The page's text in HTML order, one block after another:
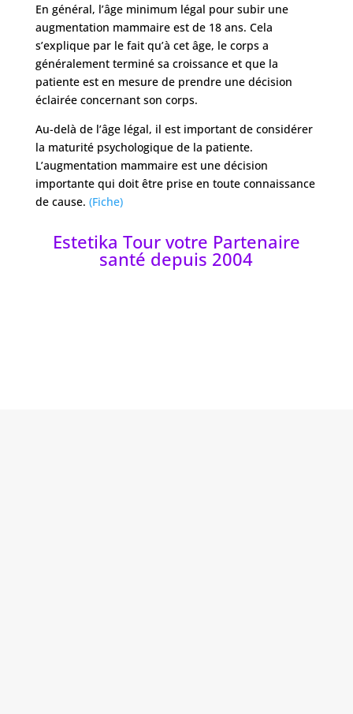
En général, l’âge minimum légal pour subir une
augmentation mammaire est de 18 ans. Cela
s’explique par le fait qu’à cet âge, le corps a
généralement terminé sa croissance et que la
patiente est en mesure de prendre une décision
éclairée concernant son corps.
Au-delà de l’âge légal, il est important de considérer
la maturité psychologique de la patiente.
L’augmentation mammaire est une décision
importante qui doit être prise en toute connaissance
de cause. (Fiche)
Estetika Tour votre Partenaire
santé depuis 2004